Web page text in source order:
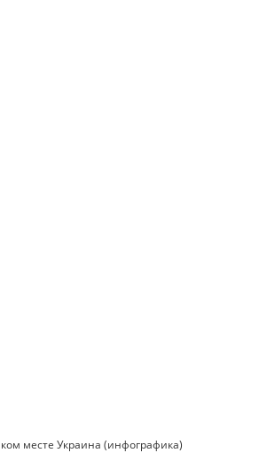
месте Украина (инфографика)